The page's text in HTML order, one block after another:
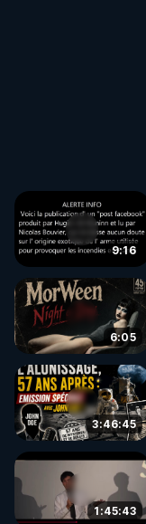
9:16
6:05
3:46:45
1:45:43